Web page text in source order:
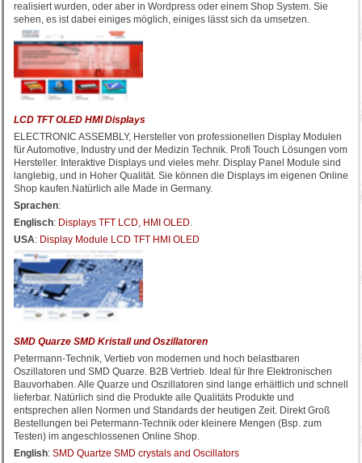
realisiert wurden, oder aber in Wordpress oder einem Shop System. Sie
sehen, es ist dabei einiges möglich, einiges lässt sich da umsetzen.
LCD TFT OLED HMI Displays
ELECTRONIC ASSEMBLY, Hersteller von professionellen Display Modulen
für Automotive, Industry und der Medizin Technik. Profi Touch Lösungen vom
Hersteller. Interaktive Displays und vieles mehr. Display Panel Module sind
langlebig, und in Hoher Qualität. Sie können die Displays im eigenen Online
Shop kaufen.Natürlich alle Made in Germany.
Sprachen:
Englisch: Displays TFT LCD, HMI OLED.
USA: Display Module LCD TFT HMI OLED
SMD Quarze SMD Kristall und Oszillatoren
Petermann-Technik, Vertieb von modernen und hoch belastbaren
Oszillatoren und SMD Quarze. B2B Vertrieb. Ideal für Ihre Elektronischen
Bauvorhaben. Alle Quarze und Oszillatoren sind lange erhältlich und schnell
lieferbar. Natürlich sind die Produkte alle Qualitäts Produkte und
entsprechen allen Normen und Standards der heutigen Zeit. Direkt Groß
Bestellungen bei Petermann-Technik oder kleinere Mengen (Bsp. zum
Testen) im angeschlossenen Online Shop.
English: SMD Quartze SMD crystals and Oscillators